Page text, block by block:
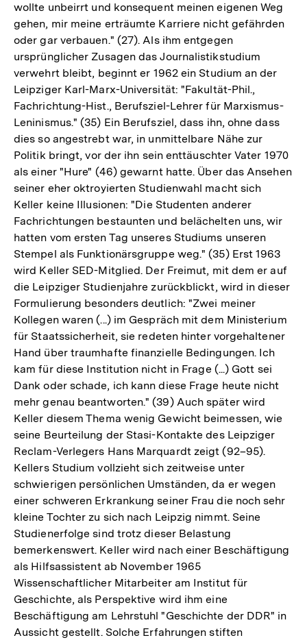
wollte unbeirrt und konsequent meinen eigenen Weg
gehen, mir meine erträumte Karriere nicht gefährden
oder gar verbauen." (27). Als ihm entgegen
ursprünglicher Zusagen das Journalistikstudium
verwehrt bleibt, beginnt er 1962 ein Studium an der
Leipziger Karl-Marx-Universität: "Fakultät-Phil.,
Fachrichtung-Hist., Berufsziel-Lehrer für Marxismus-
Leninismus." (35) Ein Berufsziel, dass ihn, ohne dass
dies so angestrebt war, in unmittelbare Nähe zur
Politik bringt, vor der ihn sein enttäuschter Vater 1970
als einer "Hure" (46) gewarnt hatte. Über das Ansehen
seiner eher oktroyierten Studienwahl macht sich
Keller keine Illusionen: "Die Studenten anderer
Fachrichtungen bestaunten und belächelten uns, wir
hatten vom ersten Tag unseres Studiums unseren
Stempel als Funktionärsgruppe weg." (35) Erst 1963
wird Keller SED-Mitglied. Der Freimut, mit dem er auf
die Leipziger Studienjahre zurückblickt, wird in dieser
Formulierung besonders deutlich: "Zwei meiner
Kollegen waren (...) im Gespräch mit dem Ministerium
für Staatssicherheit, sie redeten hinter vorgehaltener
Hand über traumhafte finanzielle Bedingungen. Ich
kam für diese Institution nicht in Frage (...) Gott sei
Dank oder schade, ich kann diese Frage heute nicht
mehr genau beantworten." (39) Auch später wird
Keller diesem Thema wenig Gewicht beimessen, wie
seine Beurteilung der Stasi-Kontakte des Leipziger
Reclam-Verlegers Hans Marquardt zeigt (92–95).
Kellers Studium vollzieht sich zeitweise unter
schwierigen persönlichen Umständen, da er wegen
einer schweren Erkrankung seiner Frau die noch sehr
kleine Tochter zu sich nach Leipzig nimmt. Seine
Studienerfolge sind trotz dieser Belastung
bemerkenswert. Keller wird nach einer Beschäftigung
als Hilfsassistent ab November 1965
Wissenschaftlicher Mitarbeiter am Institut für
Geschichte, als Perspektive wird ihm eine
Beschäftigung am Lehrstuhl "Geschichte der DDR" in
Aussicht gestellt. Solche Erfahrungen stiften